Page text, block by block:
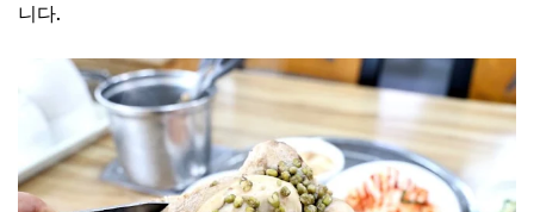
니다.